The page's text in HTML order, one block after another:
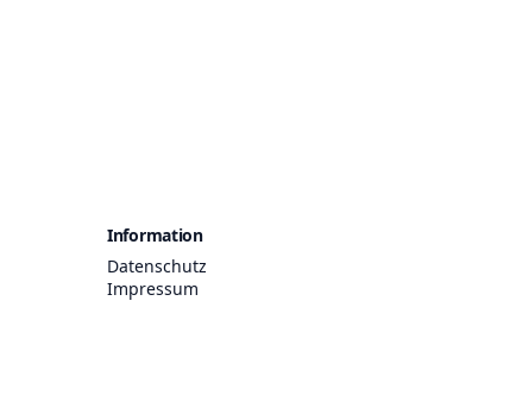
Information
Datenschutz
Impressum